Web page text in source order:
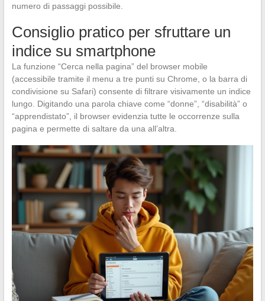
numero di passaggi possibile.
Consiglio pratico per sfruttare un
indice su smartphone
La funzione “Cerca nella pagina” del browser mobile
(accessibile tramite il menu a tre punti su Chrome, o la barra di
condivisione su Safari) consente di filtrare visivamente un indice
lungo. Digitando una parola chiave come “donne”, “disabilità” o
“apprendistato”, il browser evidenzia tutte le occorrenze sulla
pagina e permette di saltare da una all’altra.